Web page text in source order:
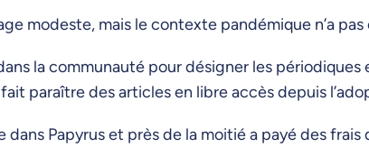
modeste, mais le contexte pandémique n’a
la communauté pour désigner les
paraître des articles en libre accès depuis
dans Papyrus et près de la moitié a payé des